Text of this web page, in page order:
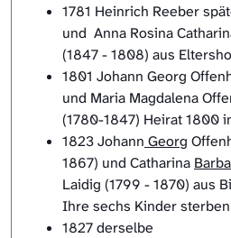
1781 Heinrich Reeber
und Anna Rosina
(1847 - 1808) aus
1801 Johann Georg
und Maria Magdalena
(1780-1847) Heirat 1800
1823 Johann Georg
1867) und Catharina
Laidig (1799 - 1870) aus
Ihre sechs Kinder
1827 derselbe